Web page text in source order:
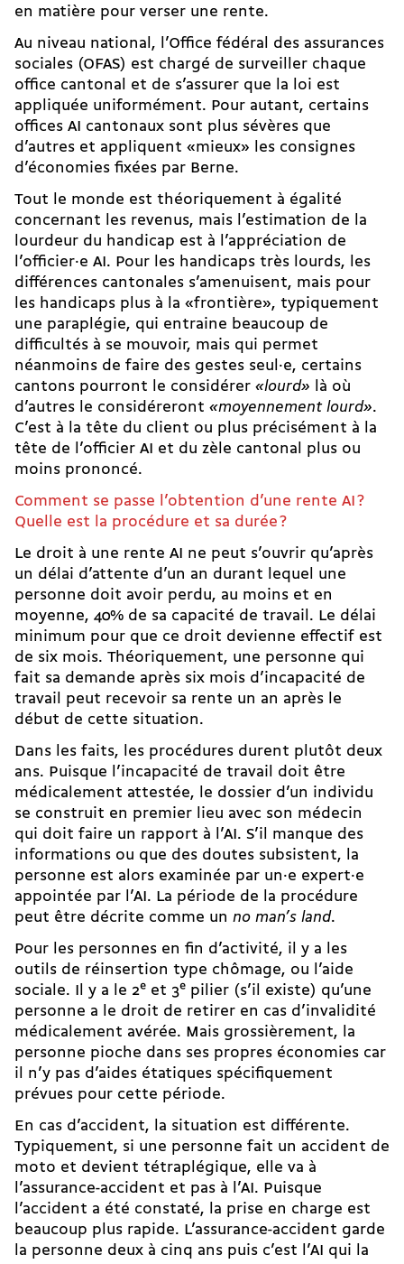
en matière pour verser une rente.
Au niveau national, l’Office fédéral des assurances
sociales (OFAS) est chargé de surveiller chaque
office cantonal et de s’assurer que la loi est
appliquée uniformément. Pour autant, certains
offices AI cantonaux sont plus sévères que
d’autres et appliquent «mieux»
les consignes
d’économies fixées par Berne.
Tout le monde est théoriquement à égalité
concernant les revenus, mais l’estimation de la
lourdeur du handicap est à l’appréciation de
l’officier·e AI. Pour les handicaps très lourds, les
différences cantonales s’amenuisent, mais pour
les handicaps plus à la «frontière», typiquement
une paraplégie, qui entraine beaucoup de
difficultés à se mouvoir, mais qui permet
néanmoins de faire des gestes seul·e, certains
cantons pourront le considérer «lourd» là où
d’autres le considéreront «moyennement lourd».
C’est à la tête du client ou plus précisément à la
tête de l’officier AI et du zèle cantonal plus ou
moins prononcé.
Comment se passe l’obtention d’une rente AI ?
Quelle est la procédure et sa durée ?
Le droit à une rente AI ne peut s’ouvrir qu’après
un délai d’attente d’un an durant lequel une
personne doit avoir perdu, au moins et en
moyenne, 40% de sa capacité de travail. Le délai
minimum pour que ce droit devienne effectif est
de six mois. Théoriquement, une personne qui
fait sa demande après six mois d’incapacité de
travail peut recevoir sa rente un an après le
début de cette situation.
Dans les faits, les procédures durent plutôt deux
ans. Puisque l’incapacité de travail doit être
médicalement attestée, le dossier d’un individu
se construit en premier lieu avec son médecin
qui doit faire un rapport à l’AI. S’il manque des
informations ou que des doutes subsistent, la
personne est alors examinée par un·e expert·e
appointée par l’AI. La période de la procédure
peut être décrite comme un no man’s land.
Pour les personnes en fin d’activité, il y a les
outils de réinsertion type chômage, ou l’aide
sociale. Il y a
le 2e et 3e pilier (s’il existe) qu’une
personne a le droit de retirer en cas d’invalidité
médicalement avérée. Mais grossièrement, la
personne pioche dans ses propres économies car
il n’y pas d’aides étatiques spécifiquement
prévues pour cette période.
En cas d’accident, la situation est différente.
Typiquement, si une personne fait un accident de
moto et devient tétraplégique, elle va à
l’assurance-accident et pas à l’AI. Puisque
l’accident a été constaté, la prise en charge est
beaucoup plus rapide. L’assurance-accident garde
la personne deux à cinq ans puis c’est l’AI qui la